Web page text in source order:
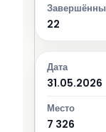
22
31.05.2026
7 326